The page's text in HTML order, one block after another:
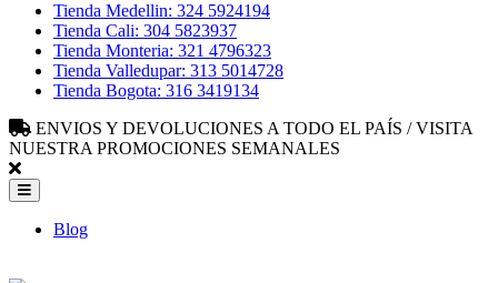
Tienda Medellin: 324 5924194
Tienda Cali: 304 5823937
Tienda Monteria: 321 4796323
Tienda Valledupar: 313 5014728
Tienda Bogota: 316 3419134
ENVIOS Y DEVOLUCIONES A TODO EL PAÍS / VISITA
NUESTRA PROMOCIONES SEMANALES
Blog